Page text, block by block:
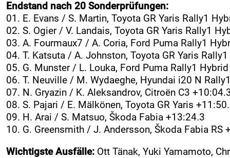
Endstand nach 20 Sonderprüfungen:
01. E. Evans / S. Martin, Toyota GR Yaris Rally1
02. S. Ogier / V. Landais, Toyota GR Yaris Rally1
03. A. Fourmaux7 / A. Coria, Ford Puma Rally1
04. T. Katsuta / A. Johnston, Toyota GR Yaris
05. G. Munster / L. Louka, Ford Puma Rally1
06. T. Neuville / M. Wydaeghe, Hyundai i20 N
07. N. Gryazin / K. Aleksandrov, Citroën C3
08. S. Pajari / E. Mälkönen, Toyota GR Yaris
09. H. Arai / S. Matsuo, Škoda Fabia +13:24.3
10. G. Greensmith / J. Andersson, Škoda Fabia RS
Wichtigste Ausfälle: Ott Tänak, Yuki Yamamoto,